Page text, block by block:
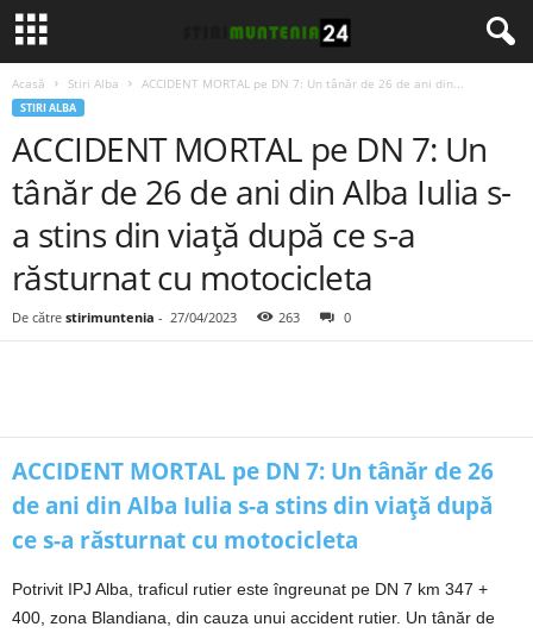
Acasă Stiri Alba ACCIDENT MORTAL pe DN 7: Un tânăr de 26 de ani din...
STIRI ALBA
ACCIDENT MORTAL pe DN 7: Un
tânăr de 26 de ani din Alba Iulia s-
a stins din viață după ce s-a
răsturnat cu motocicleta
De către stirimuntenia - 27/04/2023 263 0
ACCIDENT MORTAL pe DN 7: Un tânăr de 26
de ani din Alba Iulia s-a stins din viață după
ce s-a răsturnat cu motocicleta
Potrivit IPJ Alba, traficul rutier este îngreunat pe DN 7 km 347 +
400, zona Blandiana, din cauza unui accident rutier. Un tânăr de